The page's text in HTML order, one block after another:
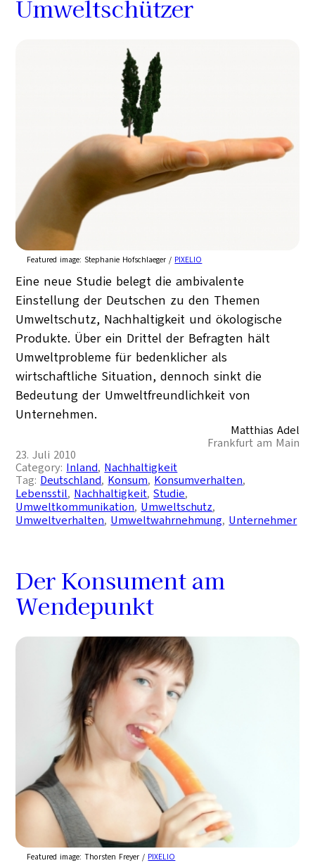
Umweltschützer
Featured image: Stephanie Hofschlaeger / PIXELIO
Eine neue Studie belegt die ambivalente
Einstellung der Deutschen zu den Themen
Umweltschutz, Nachhaltigkeit und ökologische
Produkte. Über ein Drittel der Befragten hält
Umweltprobleme für bedenklicher als
wirtschaftliche Situation, dennoch sinkt die
Bedeutung der Umweltfreundlichkeit von
Unternehmen.
Matthias Adel
Frankfurt am Main
23. Juli 2010
Category: Inland, Nachhaltigkeit
Tag: Deutschland, Konsum, Konsumverhalten
Lebensstil, Nachhaltigkeit, Studie
Umweltkommunikation, Umweltschutz
Umweltverhalten, Umweltwahrnehmung, Unternehmer
Der Konsument am
Wendepunkt
Featured image:Thorsten Freyer / PIXELIO